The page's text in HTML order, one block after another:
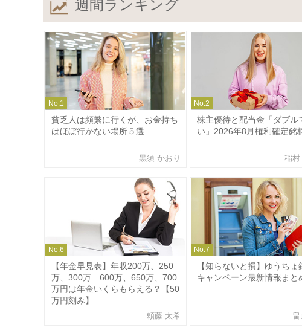
週間ランキング
No.1
貧乏人は頻繁に行くが、お金持ち
はほぼ行かない場所５選
黒須 かおり
No.2
株主優待と配当金「ダブル
い」2026年8月権利確定銘
稲村
No.6
【年金早見表】年収200万、250
万、300万…600万、650万、700
万円は年金いくらもらえる？【50
万円刻み】
頼藤 太希
No.7
【知らないと損】ゆうちょ
キャンペーン最新情報まと
畠